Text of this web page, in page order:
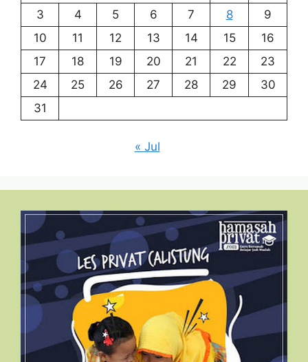
3
4 5 6 7 8
9
10
11 12 13 14 15
16
17
18 19 20 21 22
23
24
25 26 27 28 29
30
31
« Jul